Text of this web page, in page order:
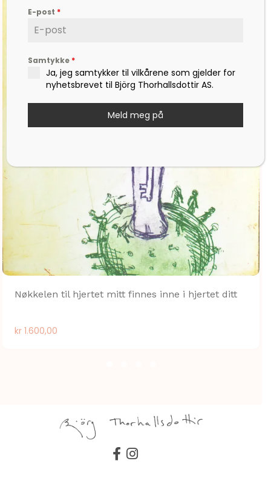
Nøkkelen til hjertet mitt finnes inne i hjertet ditt
kr 1.600,00
E-post *
Samtykke *
Ja, jeg samtykker til vilkårene som gjelder for
nyhetsbrevet til Björg Thorhallsdottir AS.
Meld meg på